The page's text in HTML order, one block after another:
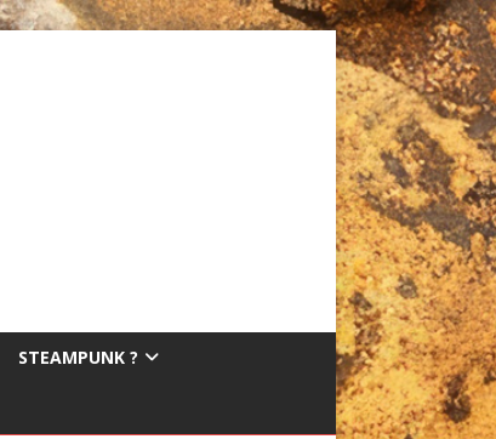
STEAMPUNK ?